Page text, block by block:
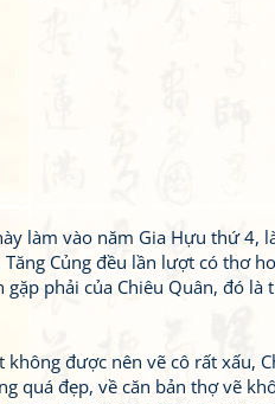
làm vào năm Gia Hựu thứ 4,
Củng đều lần lượt có thơ
phải của Chiêu Quân, đó là
không được nên vẽ cô rất xấu,
quá đẹp, về căn bản thợ vẽ